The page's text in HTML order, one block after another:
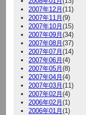
2007年12月(11)
2007年11月(9)
2007年10月(15)
2007年09月(34)
2007年08月(37)
2007年07月(14)
2007年06月(4)
2007年05月(8)
2007年04月(4)
2007年03月(11)
2007年02月(4)
2006年02月(1)
2006年01月(1)